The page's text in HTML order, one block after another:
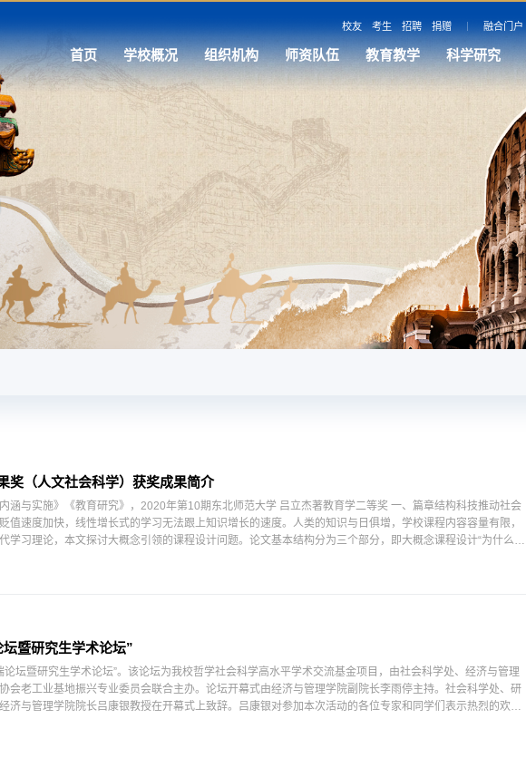
校友 考生 招聘 捐赠 融合门户
首页 学校概况 组织机构 师资队伍 教育教学 科学研究
奖（人文社会科学）获奖成果简介
涵与实施》《教育研究》，2020年第10期东北师范大学 吕立杰著教育学二等奖 一、篇章结构科技推动社会
值速度加快，线性增长式的学习无法跟上知识增长的速度。人类的知识与日俱增，学校课程内容容量有限，
学习理论，本文探讨大概念引领的课程设计问题。论文基本结构分为三个部分，即大概念课程设计“为什么？”
暨研究生学术论坛”
坛暨研究生学术论坛”。该论坛为我校哲学社会科学高水平学术交流基金项目，由社会科学处、经济与管理
会老工业基地振兴专业委员会联合主办。论坛开幕式由经济与管理学院副院长李雨停主持。社会科学处、研
济与管理学院院长吕康银教授在开幕式上致辞。吕康银对参加本次活动的各位专家和同学们表示热烈的欢